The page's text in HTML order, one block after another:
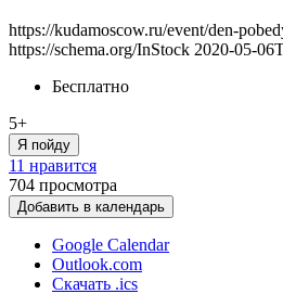
https://kudamoscow.ru/event/den-
https://schema.org/InStock 2020-05-
Бесплатно
5+
Я пойду
11 нравится
704 просмотра
Добавить в календарь
Google Calendar
Outlook.com
Скачать .ics